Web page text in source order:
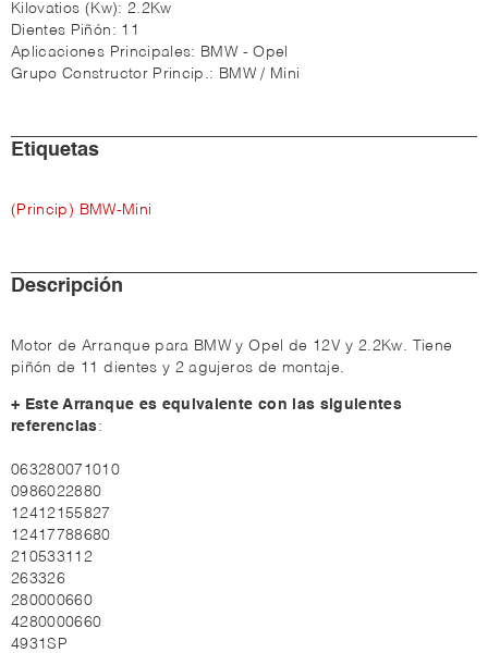
Kilovatios (Kw): 2.2Kw
Dientes Piñón: 11
Aplicaciones Principales: BMW - Opel
Grupo Constructor Princip.: BMW / Mini
Etiquetas
(Princip) BMW-Mini
Descripción
Motor de Arranque para BMW y Opel de 12V y 2.2Kw. Tiene
piñón de 11 dientes y 2 agujeros de montaje.
+ Este Arranque es equivalente con las siguientes
referencias:
063280071010
0986022880
12412155827
12417788680
210533112
263326
280000660
4280000660
4931SP